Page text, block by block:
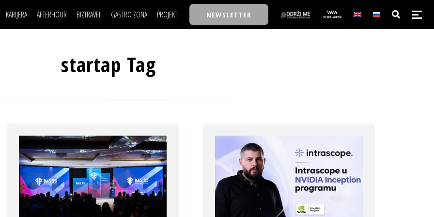
KARIJERA
USAVRŠAVANJE
AFTERHOUR
KNJIGE
STIL
BIZTRAVEL GASTRO ZONA PROJEKTI
BACK TO OFFICE/SCHOOL
BMW BIZNIS LIGA
BIZLIFE WEEK
NEWSLETTER
POSAO
FILM I SCENA
NAJKOLEGA
BIZLIFE WEEK
IZJAVA GODINE
startap Tag